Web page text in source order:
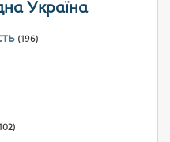
Україна
(196)